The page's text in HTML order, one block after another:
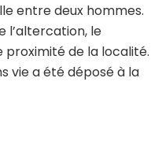
entre deux hommes.
l’altercation, le
de la localité.
vie a été déposé à la